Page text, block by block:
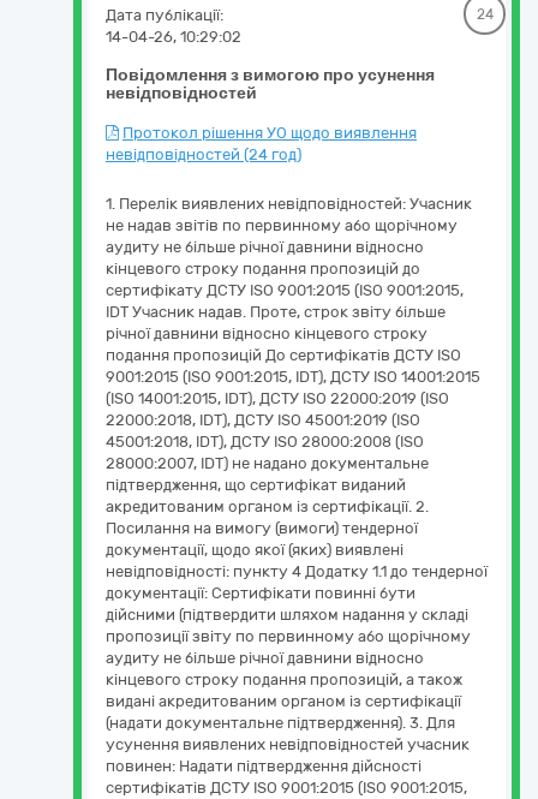
Повідомлення з вимогою про усунення
невідповідностей
Дата публікації:
14-04-26, 10:29:02
24
Протокол рішення УО щодо виявлення
невідповідностей (24 год)
1. Перелік виявлених невідповідностей: Учасник
не надав звітів по первинному або щорічному
аудиту не більше річної давнини відносно
кінцевого строку подання пропозицій до
сертифікату ДСТУ ISO 9001:2015 (ISO 9001:2015,
IDT Учасник надав. Проте, строк звіту більше
річної давнини відносно кінцевого строку
подання пропозицій До сертифікатів ДСТУ ISO
9001:2015 (ISO 9001:2015, IDT), ДСТУ ISO 14001:2015
(ISO 14001:2015, IDT), ДСТУ ISO 22000:2019 (ISO
22000:2018, IDT), ДСТУ ISO 45001:2019 (ISO
45001:2018, IDT), ДСТУ ISO 28000:2008 (ISO
28000:2007, IDT) не надано документальне
підтвердження, що сертифікат виданий
акредитованим органом із сертифікації. 2.
Посилання на вимогу (вимоги) тендерної
документації, щодо якої (яких) виявлені
невідповідності: пункту 4 Додатку 1.1 до тендерної
документації: Сертифікати повинні бути
дійсними (підтвердити шляхом надання у складі
пропозиції звіту по первинному або щорічному
аудиту не більше річної давнини відносно
кінцевого строку подання пропозицій, а також
видані акредитованим органом із сертифікації
(надати документальне підтвердження). 3. Для
усунення виявлених невідповідностей учасник
повинен: Надати підтвердження дійсності
сертифікатів ДСТУ ISO 9001:2015 (ISO 9001:2015,